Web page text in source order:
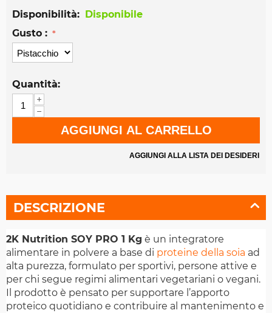
Disponibilità:
Disponibile
Gusto :
Quantità:
+
−
AGGIUNGI AL CARRELLO
AGGIUNGI ALLA LISTA DEI DESIDERI
DESCRIZIONE
2K Nutrition SOY PRO 1 Kg è un integratore
alimentare in polvere a base di proteine della soia ad
alta purezza, formulato per sportivi, persone attive e
per chi segue regimi alimentari vegetariani o vegani.
Il prodotto è pensato per supportare l’apporto
proteico quotidiano e contribuire al mantenimento e